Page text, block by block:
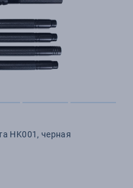
HK001, черная